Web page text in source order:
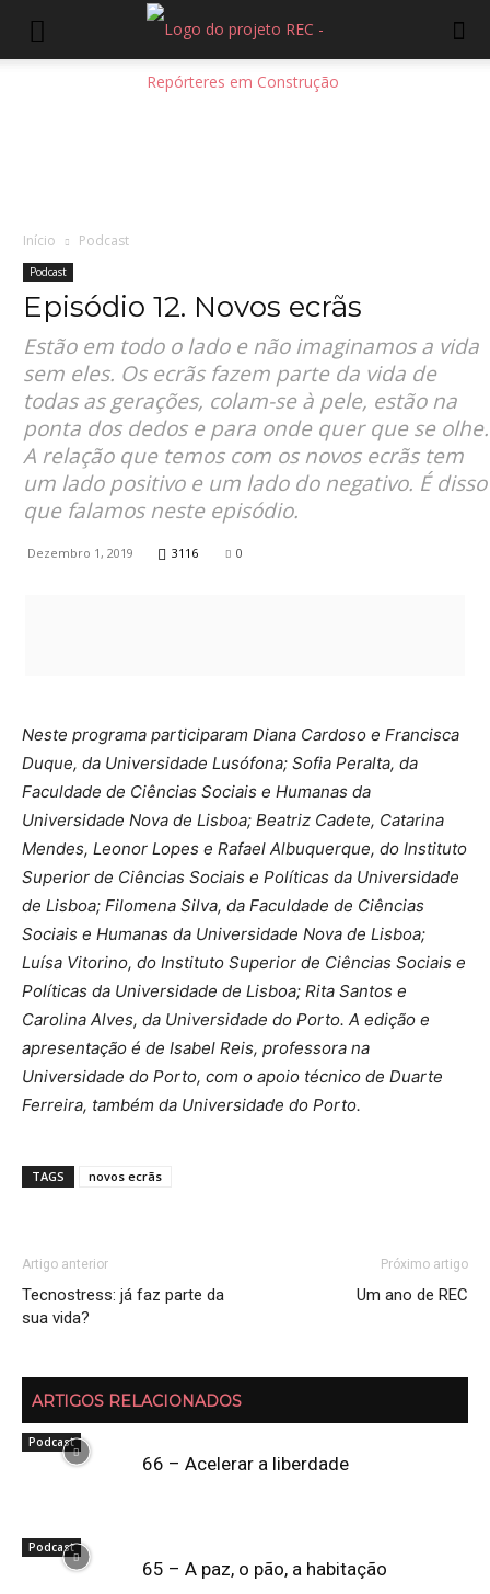
Início Podcast
Podcast
Episódio 12. Novos ecrãs
Estão em todo o lado e não imaginamos a vida
sem eles. Os ecrãs fazem parte da vida de
todas as gerações, colam-se à pele, estão na
ponta dos dedos e para onde quer que se olhe.
A relação que temos com os novos ecrãs tem
um lado positivo e um lado do negativo. É disso
que falamos neste episódio.
Dezembro 1, 2019 3116 0
Neste programa participaram Diana Cardoso e Francisca
Duque, da Universidade Lusófona; Sofia Peralta, da
Faculdade de Ciências Sociais e Humanas da
Universidade Nova de Lisboa; Beatriz Cadete, Catarina
Mendes, Leonor Lopes e Rafael Albuquerque, do Instituto
Superior de Ciências Sociais e Políticas da Universidade
de Lisboa; Filomena Silva, da Faculdade de Ciências
Sociais e Humanas da Universidade Nova de Lisboa;
Luísa Vitorino, do Instituto Superior de Ciências Sociais e
Políticas da Universidade de Lisboa; Rita Santos e
Carolina Alves, da Universidade do Porto. A edição e
apresentação é de Isabel Reis, professora na
Universidade do Porto, com o apoio técnico de Duarte
Ferreira, também da Universidade do Porto.
TAGS novos ecrãs
Artigo anterior
Tecnostress: já faz parte da
sua vida?
Próximo artigo
Um ano de REC
ARTIGOS RELACIONADOS
Podcast
66 – Acelerar a liberdade
Podcast
65 – A paz, o pão, a habitação